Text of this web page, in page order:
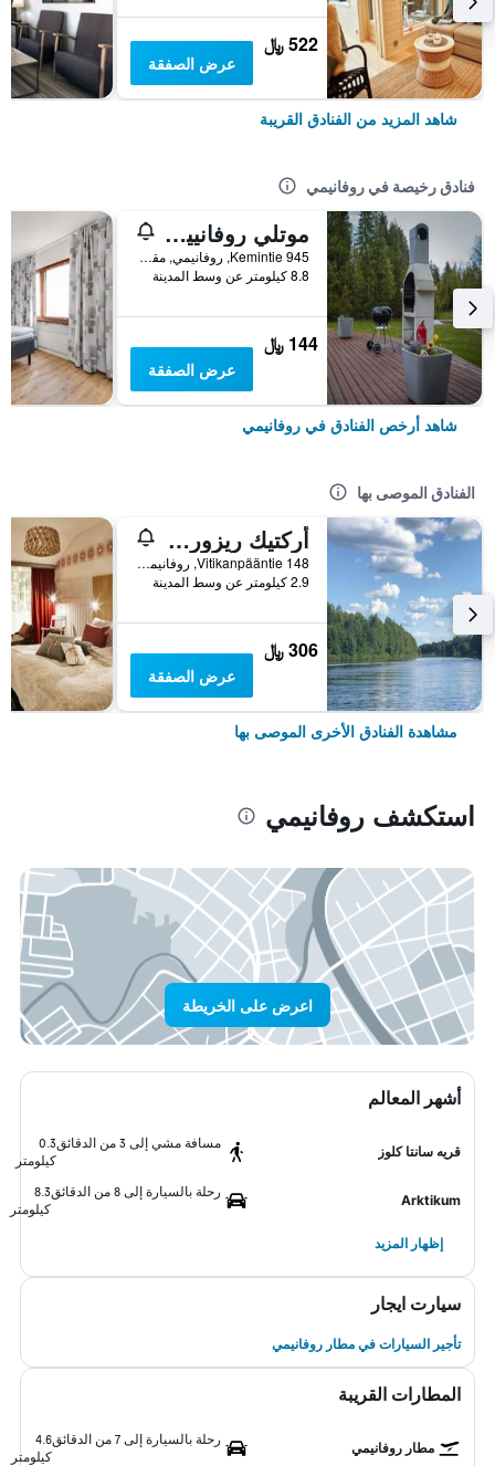
522 ﷼
عرض الصفقة
شاهد المزيد من الفنادق القريبة
فنادق رخيصة في روفانيمي
موتلي روفانييمي
945 Kemintie, روفانيمي, مقاطعة لابي, فنلندا
8.8 كيلومتر عن وسط المدينة
144 ﷼
عرض الصفقة
شاهد أرخص الفنادق في روفانيمي
الفنادق الموصى بها
أركتيك ريزورت ديلايت
148 Vitikanpääntie, روفانيمي, مقاطعة لابي, فنلندا
2.9 كيلومتر عن وسط المدينة
306 ﷼
عرض الصفقة
مشاهدة الفنادق الأخرى الموصى بها
استكشف روفانيمي
اعرض على الخريطة
أشهر المعالم
قريه سانتا كلوز
مسافة مشي إلى 3 من الدقائق
0.3
كيلومتر
Arktikum
رحلة بالسيارة إلى 8 من الدقائق
8.3
كيلومتر
إظهار المزيد
سيارت ايجار
تأجير السيارات في مطار روفانيمي
المطارات القريبة
مطار روفانيمي
رحلة بالسيارة إلى 7 من الدقائق
4.6
كيلومتر